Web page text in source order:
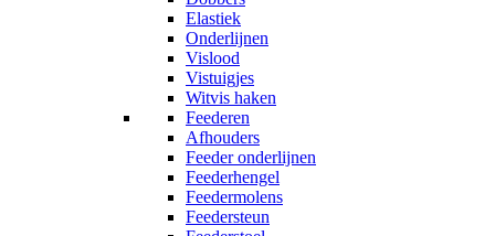
Elastiek
Onderlijnen
Vislood
Vistuigjes
Witvis haken
Feederen
Afhouders
Feeder onderlijnen
Feederhengel
Feedermolens
Feedersteun